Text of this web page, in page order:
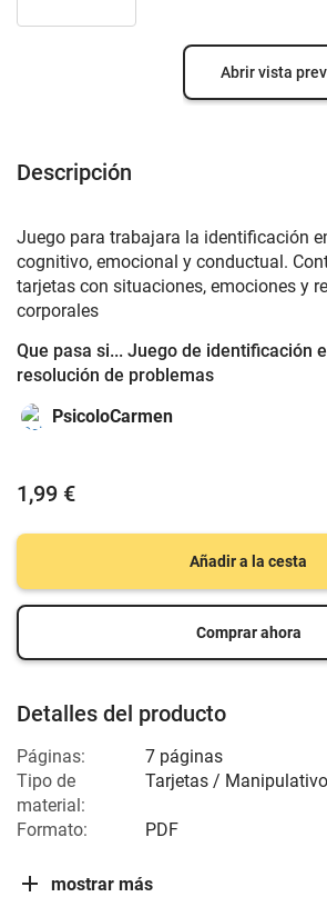
Abrir vista
Descripción
Juego para trabajara la identificación
cognitivo, emocional y conductual.
tarjetas con situaciones, emociones y
corporales
Que pasa si... Juego de identificación
resolución de problemas
PsicoloCarmen
1,99 €
Añadir a la cesta
Comprar ahora
Detalles del producto
Páginas:
7 páginas
Tipo de
material:
Tarjetas /
Formato: PDF
mostrar más